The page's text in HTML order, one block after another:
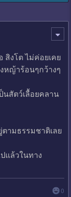
สิงโต ไม่ค่อยเคย
หญ้าร้อนๆกว้างๆ
สัตว์เลื้อยคลาน
ามธรรมชาติเลย
แล้วในทาง
0